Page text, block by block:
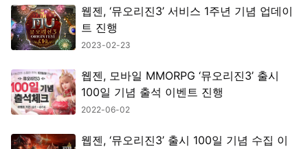
웹젠, ‘뮤오리진3’ 서비스 1주년 기념 업데이
트 진행
2023-02-23
웹젠, 모바일 MMORPG ‘뮤오리진3’ 출시
100일 기념 출석 이벤트 진행
2022-06-02
웹젠, ‘뮤오리진3’ 출시 100일 기념 수집 이